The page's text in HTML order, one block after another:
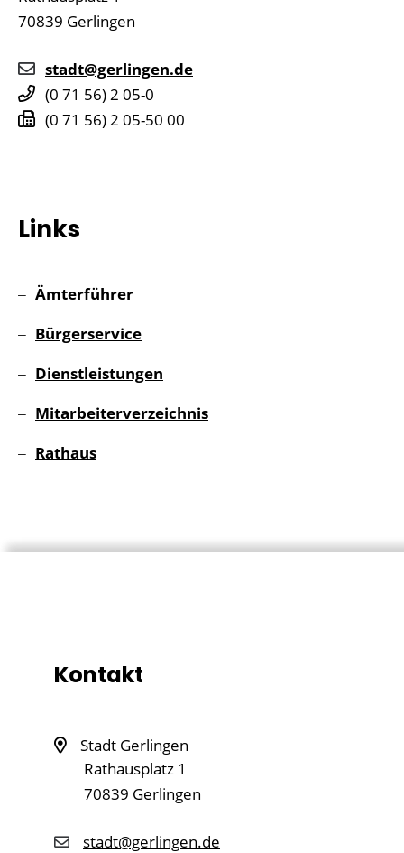
70839 Gerlingen
stadt@gerlingen.de
(0 71 56) 2 05-0
(0 71 56) 2 05-50 00
Links
Ämterführer
Bürgerservice
Dienstleistungen
Mitarbeiterverzeichnis
Rathaus
Kontakt
Stadt Gerlingen
Rathausplatz 1
70839 Gerlingen
stadt@gerlingen.de